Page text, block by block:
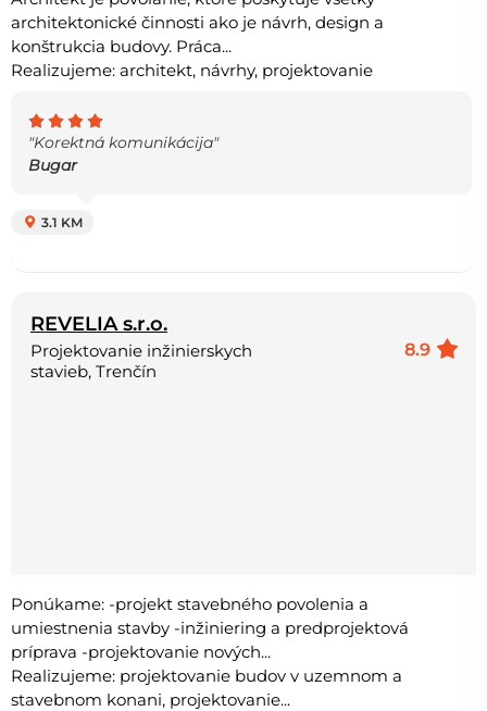
architektonické činnosti ako je návrh, design a
konštrukcia budovy. Práca...
Realizujeme: architekt, návrhy, projektovanie
"Korektná komunikácija"
Bugar
3.1 KM
REVELIA s.r.o.
8.9
Projektovanie inžinierskych
stavieb, Trenčín
Ponúkame: -projekt stavebného povolenia a
umiestnenia stavby -inžiniering a predprojektová
príprava -projektovanie nových...
Realizujeme: projektovanie budov v uzemnom a
stavebnom konani, projektovanie...